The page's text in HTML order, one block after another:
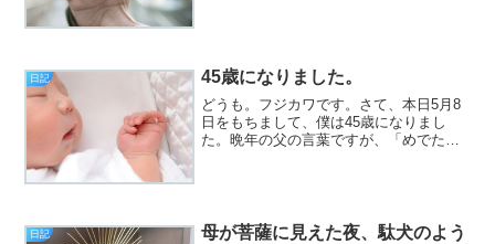
日記 45歳になりました。
どうも。フジカワです。さて、本日5月8
日をもちまして、僕は45歳になりまし
た。晩年の父の言葉ですが、「めでたく
日記
母が菩薩に見えた夜、駄犬のよう